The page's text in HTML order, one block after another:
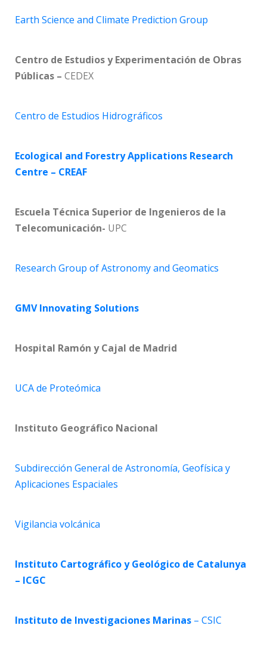
Earth Science and Climate Prediction Group
Centro de Estudios y Experimentación de Obras
Públicas – CEDEX
Centro de Estudios Hidrográficos
Ecological and Forestry Applications Research
Centre – CREAF
Escuela Técnica Superior de Ingenieros de la
Telecomunicación- UPC
Research Group of Astronomy and Geomatics
GMV Innovating Solutions
Hospital Ramón y Cajal de Madrid
UCA de Proteómica
Instituto Geográfico Nacional
Subdirección General de Astronomía, Geofísica y
Aplicaciones Espaciales
Vigilancia volcánica
Instituto Cartográfico y Geológico de Catalunya
– ICGC
Instituto de Investigaciones Marinas – CSIC